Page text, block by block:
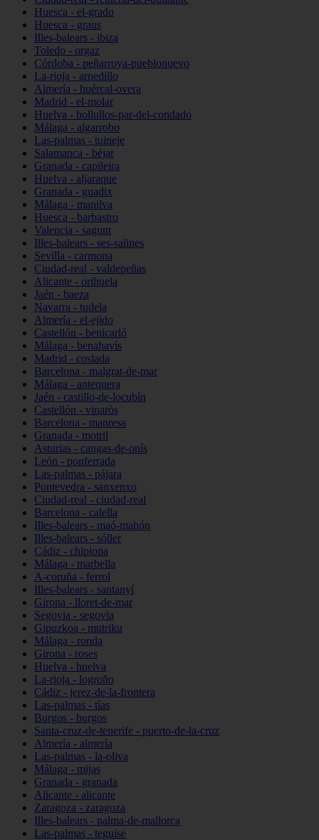
Huesca - el-grado
Huesca - graus
Illes-balears - ibiza
Toledo - orgaz
Córdoba - peñarroya-pueblonuevo
La-rioja - arnedillo
Almería - huércal-overa
Madrid - el-molar
Huelva - bollullos-par-del-condado
Málaga - algarrobo
Las-palmas - tuineje
Salamanca - béjar
Granada - capileira
Huelva - aljaraque
Granada - guadix
Málaga - manilva
Huesca - barbastro
Valencia - sagunt
Illes-balears - ses-salines
Sevilla - carmona
Ciudad-real - valdepeñas
Alicante - orihuela
Jaén - baeza
Navarra - tudela
Almería - el-ejido
Castellón - benicarló
Málaga - benahavís
Madrid - coslada
Barcelona - malgrat-de-mar
Málaga - antequera
Jaén - castillo-de-locubín
Castellón - vinaròs
Barcelona - manresa
Granada - motril
Asturias - cangas-de-onís
León - ponferrada
Las-palmas - pájara
Pontevedra - sanxenxo
Ciudad-real - ciudad-real
Barcelona - calella
Illes-balears - maó-mahón
Illes-balears - sóller
Cádiz - chipiona
Málaga - marbella
A-coruña - ferrol
Illes-balears - santanyí
Girona - lloret-de-mar
Segovia - segovia
Gipuzkoa - mutriku
Málaga - ronda
Girona - roses
Huelva - huelva
La-rioja - logroño
Cádiz - jerez-de-la-frontera
Las-palmas - tías
Burgos - burgos
Santa-cruz-de-tenerife - puerto-de-la-cruz
Almería - almería
Las-palmas - la-oliva
Málaga - mijas
Granada - granada
Alicante - alicante
Zaragoza - zaragoza
Illes-balears - palma-de-mallorca
Las-palmas - teguise